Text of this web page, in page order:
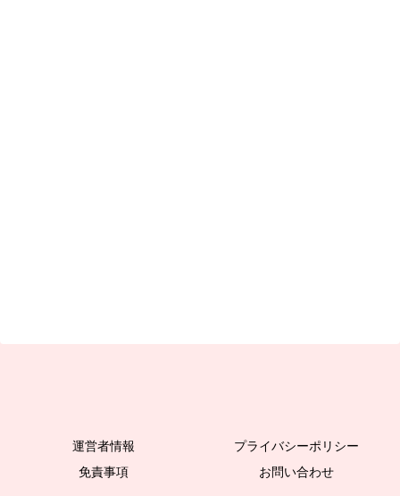
運営者情報
プライバシーポリシー
免責事項
お問い合わせ